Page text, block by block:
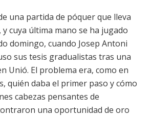
una partida de póquer que lleva
y cuya última mano se ha jugado
domingo, cuando Josep Antoni
sus tesis gradualistas tras una
Unió. El problema era, como en
quién daba el primer paso y cómo
cabezas pensantes de
una oportunidad de oro